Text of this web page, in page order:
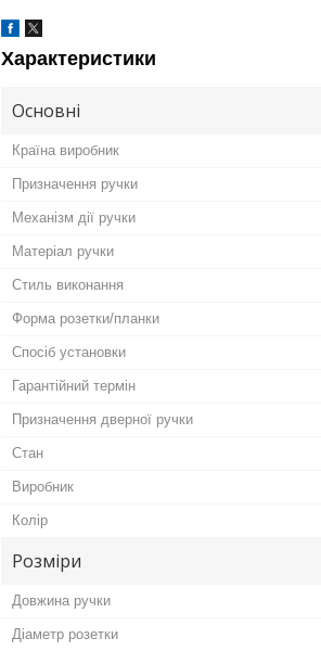
Характеристики
Основні
Країна виробник
Призначення ручки
Механізм дії ручки
Матеріал ручки
Стиль виконання
Форма розетки/планки
Спосіб установки
Гарантійний термін
Призначення дверної ручки
Стан
Виробник
Колір
Розміри
Довжина ручки
Діаметр розетки